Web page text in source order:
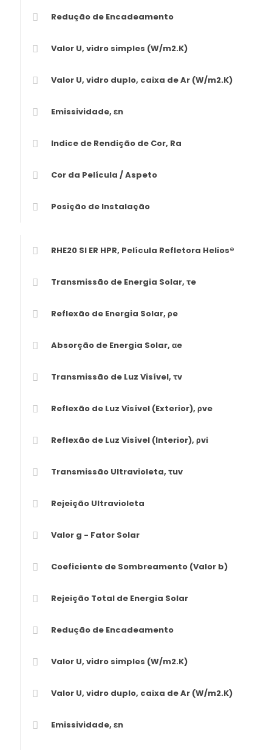
Redução de Encadeamento
Valor U, vidro simples (W/m2.K)
Valor U, vidro duplo, caixa de Ar (W/m2.K)
Emissividade, εn
Indice de Rendição de Cor, Ra
Cor da Película / Aspeto
Posição de Instalação
RHE20 SI ER HPR, Película Refletora Helios®
Transmissão de Energia Solar, τe
Reflexão de Energia Solar, ρe
Absorção de Energia Solar, αe
Transmissão de Luz Visível, τv
Reflexão de Luz Visível (Exterior), ρve
Reflexão de Luz Visível (Interior), ρvi
Transmissão Ultravioleta, τuv
Rejeição Ultravioleta
Valor g - Fator Solar
Coeficiente de Sombreamento (Valor b)
Rejeição Total de Energia Solar
Redução de Encadeamento
Valor U, vidro simples (W/m2.K)
Valor U, vidro duplo, caixa de Ar (W/m2.K)
Emissividade, εn